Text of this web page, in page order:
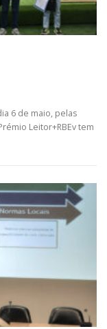
6 de maio, pelas
Leitor+RBEv tem